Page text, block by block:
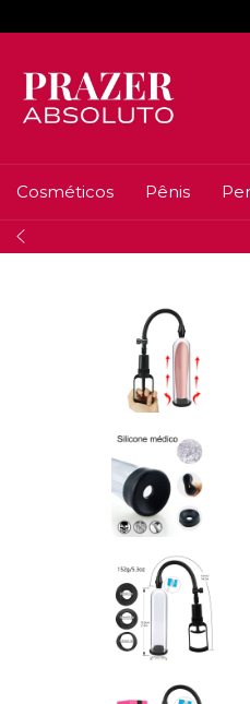
Cosméticos Pênis